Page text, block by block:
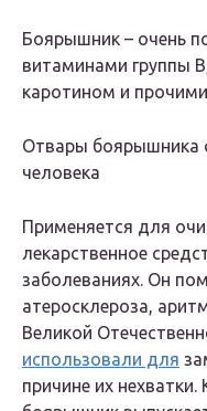
Боярышник – очень
витаминами группы
каротином и
Отвары боярышника
человека
Применяется для
лекарственное
заболеваниях. Он
атеросклероза,
Великой
использовали для
причине их